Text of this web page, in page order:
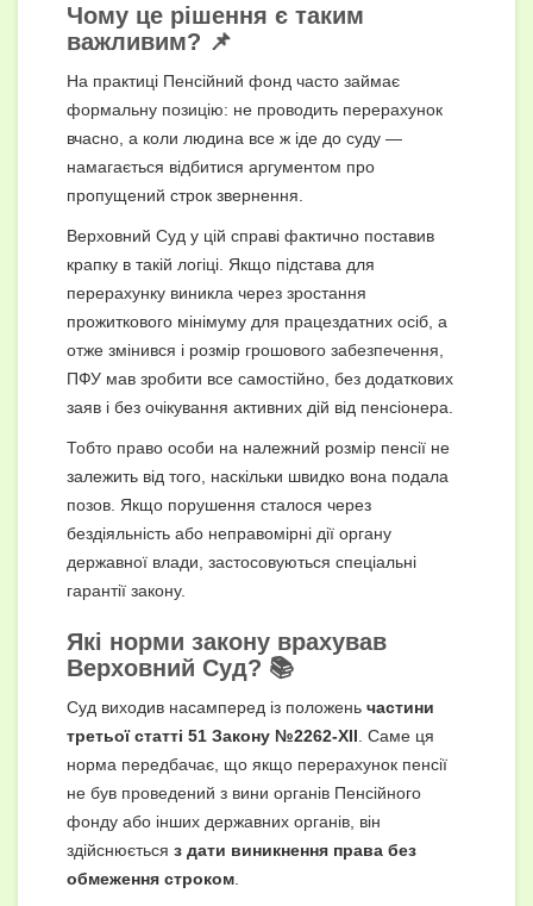
Чому це рішення є таким
важливим? 📌
На практиці Пенсійний фонд часто займає
формальну позицію: не проводить перерахунок
вчасно, а коли людина все ж іде до суду —
намагається відбитися аргументом про
пропущений строк звернення.
Верховний Суд у цій справі фактично поставив
крапку в такій логіці. Якщо підстава для
перерахунку виникла через зростання
прожиткового мінімуму для працездатних осіб, а
отже змінився і розмір грошового забезпечення,
ПФУ мав зробити все самостійно, без додаткових
заяв і без очікування активних дій від пенсіонера.
Тобто право особи на належний розмір пенсії не
залежить від того, наскільки швидко вона подала
позов. Якщо порушення сталося через
бездіяльність або неправомірні дії органу
державної влади, застосовуються спеціальні
гарантії закону.
Які норми закону врахував
Верховний Суд? 📚
Суд виходив насамперед із положень частини
третьої статті 51 Закону №2262-XII . Саме ця
норма передбачає, що якщо перерахунок пенсії
не був проведений з вини органів Пенсійного
фонду або інших державних органів, він
здійснюється з дати виникнення права без
обмеження строком